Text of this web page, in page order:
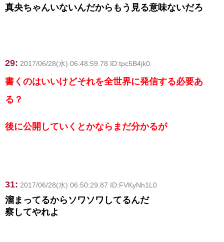
真央ちゃんいないんだからもう見る意味ないだろ
29: 2017/06/28(水) 06:48:59.78 ID:tpc5B4jk0
書くのはいいけどそれを全世界に発信する必要あ
る？
後に公開していくとかならまだ分かるが
31: 2017/06/28(水) 06:50:29.87 ID:FVKyNh1L0
溜まってるからソワソワしてるんだ
察してやれよ